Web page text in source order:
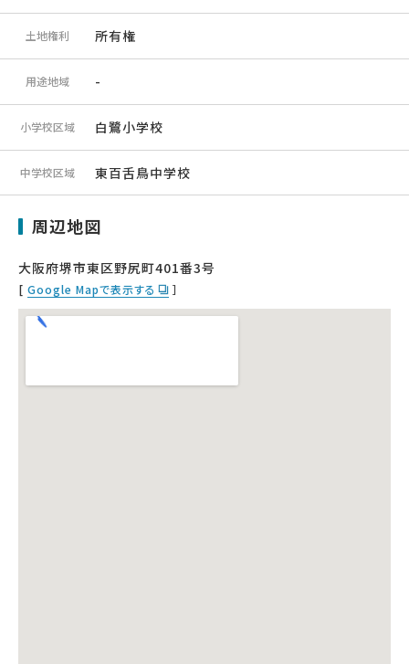
土地権利 所有権
用途地域 -
小学校区域 白鷺小学校
中学校区域 東百舌鳥中学校
周辺地図
大阪府堺市東区野尻町401番3号
[ Google Mapで表示する ］